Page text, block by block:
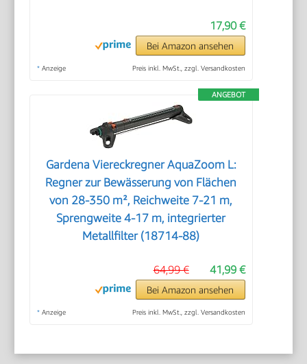
17,90 €
Bei Amazon ansehen
* Anzeige Preis inkl. MwSt., zzgl. Versandkosten
ANGEBOT
Gardena Viereckregner AquaZoom L:
Regner zur Bewässerung von Flächen
von 28-350 m², Reichweite 7-21 m,
Sprengweite 4-17 m, integrierter
Metallfilter (18714-88)
41,99 €
64,99 €
Bei Amazon ansehen
* Anzeige Preis inkl. MwSt., zzgl. Versandkosten